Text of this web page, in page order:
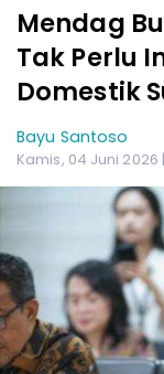
Mendag
Tak Perlu
Domestik
Bayu Santoso
Kamis, 04 Juni 2026 |